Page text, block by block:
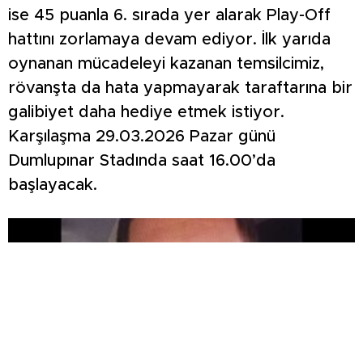
ise 45 puanla 6. sırada yer alarak Play-Off
hattını zorlamaya devam ediyor. İlk yarıda
oynanan mücadeleyi kazanan temsilcimiz,
rövanşta da hata yapmayarak taraftarına bir
galibiyet daha hediye etmek istiyor.
Karşılaşma 29.03.2026 Pazar günü
Dumlupınar Stadında saat 16.00’da
başlayacak.